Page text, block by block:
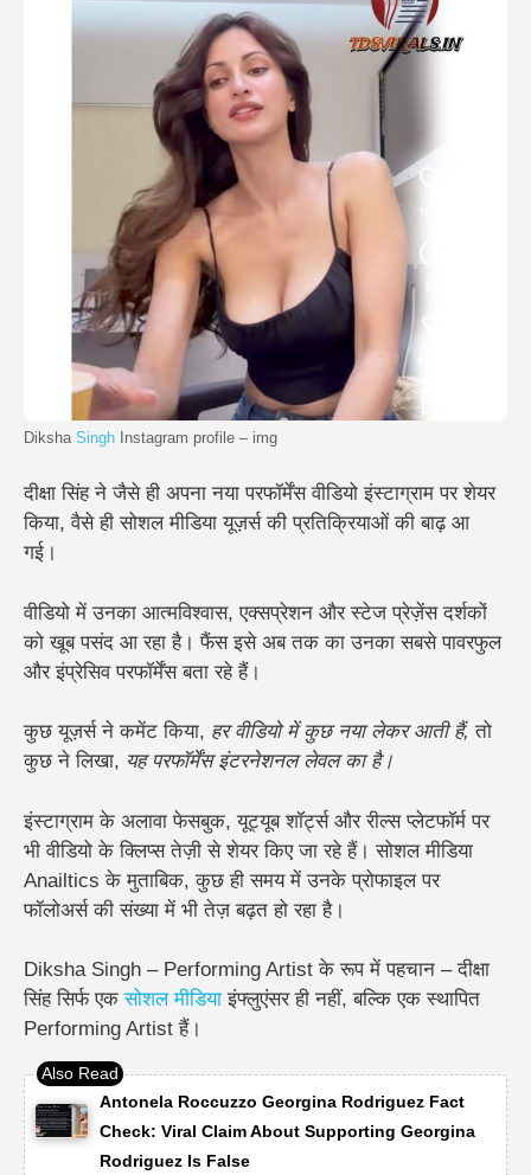
Diksha Singh Instagram profile – img
दीक्षा सिंह ने जैसे ही अपना नया परफॉर्मेंस वीडियो इंस्टाग्राम पर शेयर
किया, वैसे ही सोशल मीडिया यूज़र्स की प्रतिक्रियाओं की बाढ़ आ
गई।
वीडियो में उनका आत्मविश्वास, एक्सप्रेशन और स्टेज प्रेज़ेंस दर्शकों
को खूब पसंद आ रहा है। फैंस इसे अब तक का उनका सबसे पावरफुल
और इंप्रेसिव परफॉर्मेंस बता रहे हैं।
कुछ यूज़र्स ने कमेंट किया, हर वीडियो में कुछ नया लेकर आती हैं,तो
कुछ ने लिखा, यह परफॉर्मेंस इंटरनेशनल लेवल का है।
इंस्टाग्राम के अलावा फेसबुक, यूट्यूब शॉर्ट्स और रील्स प्लेटफॉर्म पर
भी वीडियो के क्लिप्स तेज़ी से शेयर किए जा रहे हैं। सोशल मीडिया
Anailtics के मुताबिक, कुछ ही समय में उनके प्रोफाइल पर
फॉलोअर्स की संख्या में भी तेज़ बढ़त हो रहा है।
Diksha Singh – Performing Artist के रूप में पहचान –दीक्षा
सिंह सिर्फ एकसोशल मीडिया इंफ्लुएंसर ही नहीं, बल्कि एक स्थापित
Performing Artist हैं।
Antonela Roccuzzo Georgina Rodriguez Fact
Check: Viral Claim About Supporting Georgina
Rodriguez Is False